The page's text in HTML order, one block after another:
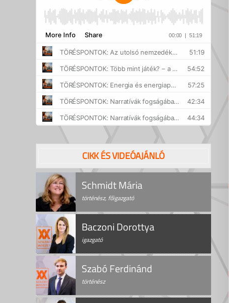
CIKK ÉS VIDEÓAJÁNLÓ
Schmidt Mária
történész, főigazgató
Baczoni Dorottya
igazgató
Szabó Ferdinánd
történész